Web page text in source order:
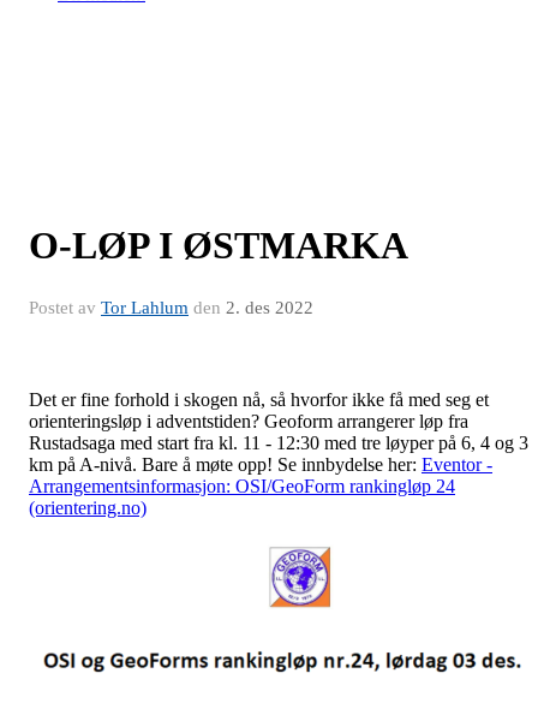
O-LØP I ØSTMARKA
Postet av Tor Lahlum den 2. des 2022
Det er fine forhold i skogen nå, så hvorfor ikke få med seg et
orienteringsløp i adventstiden? Geoform arrangerer løp fra
Rustadsaga med start fra kl. 11 - 12:30 med tre løyper på 6, 4 og 3
km på A-nivå. Bare å møte opp! Se innbydelse her: Eventor -
Arrangementsinformasjon: OSI/GeoForm rankingløp 24
(orientering.no)